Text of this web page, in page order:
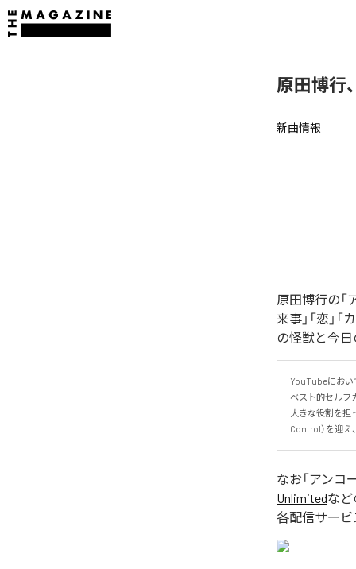
原田博行
新曲情報
原田博行の「
来事」「恋」
の怪獣と今日
YouTubeにおい
ベスト的セルフ
大きな役割を担
Control）を迎え
なお「アンコ
Unlimitedな
各配信サービ